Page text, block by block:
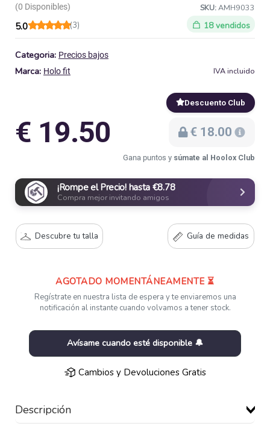
(0 Disponibles)
SKU:AMH9033
5.0 (3) 18 vendidos
Categoria: Precios bajos
Marca: Holo fit IVA incluido
€ 19.50
Descuento Club
€ 18.00
Gana puntos y súmate al Hoolox Club
¡Rompe el Precio! hasta €8.78
Compra mejor invitando amigos
Descubre tu talla Guía de medidas
AGOTADO MOMENTÁNEAMENTE ⏳
Regístrate en nuestra lista de espera y te enviaremos una
notificación al instante cuando volvamos a tener stock.
Avísame cuando esté disponible 🔔
Cambios y Devoluciones Gratis
Descripción